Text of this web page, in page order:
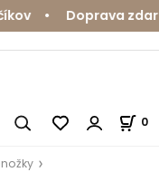
Doprava
0